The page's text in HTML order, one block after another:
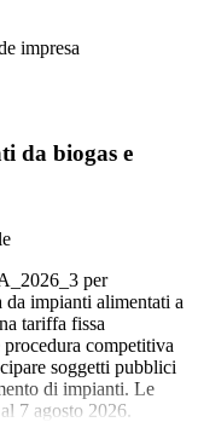
impresa
da biogas e
per
impianti alimentati a
tariffa fissa
procedura competitiva
soggetti pubblici
di impianti. Le
7 agosto 2026.